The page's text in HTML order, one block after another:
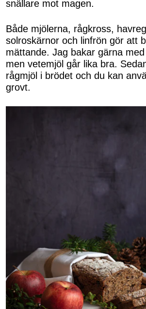
snällare mot magen.
Både mjölerna, rågkross,
solroskärnor och linfrön gör att
mättande. Jag bakar gärna
men vetemjöl går lika bra.
rågmjöl i brödet och du kan
grovt.